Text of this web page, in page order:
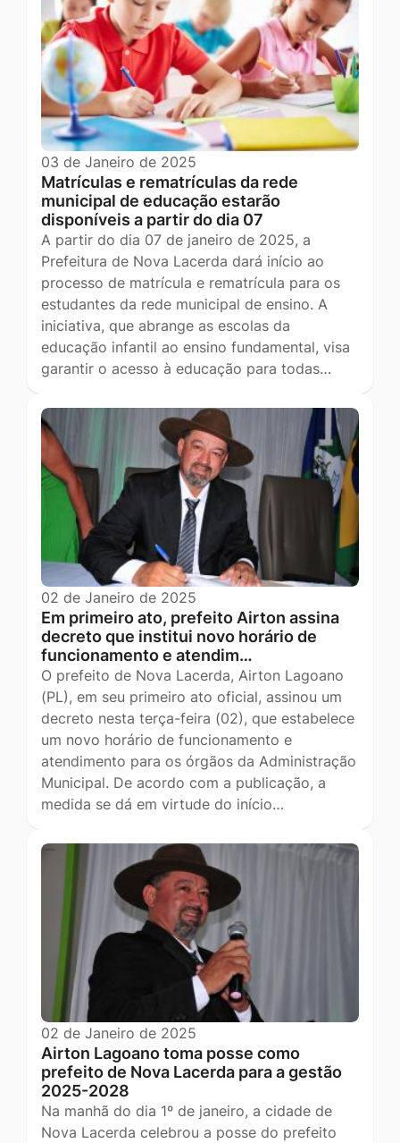
03 de Janeiro de 2025
Matrículas e rematrículas da rede
municipal de educação estarão
disponíveis a partir do dia 07
A partir do dia 07 de janeiro de 2025, a
Prefeitura de Nova Lacerda dará início ao
processo de matrícula e rematrícula para os
estudantes da rede municipal de ensino. A
iniciativa, que abrange as escolas da
educação infantil ao ensino fundamental, visa
garantir o acesso à educação para todas…
02 de Janeiro de 2025
Em primeiro ato, prefeito Airton assina
decreto que institui novo horário de
funcionamento e atendim…
O prefeito de Nova Lacerda, Airton Lagoano
(PL), em seu primeiro ato oficial, assinou um
decreto nesta terça-feira (02), que estabelece
um novo horário de funcionamento e
atendimento para os órgãos da Administração
Municipal. De acordo com a publicação, a
medida se dá em virtude do início…
02 de Janeiro de 2025
Airton Lagoano toma posse como
prefeito de Nova Lacerda para a gestão
2025-2028
Na manhã do dia 1º de janeiro, a cidade de
Nova Lacerda celebrou a posse do prefeito